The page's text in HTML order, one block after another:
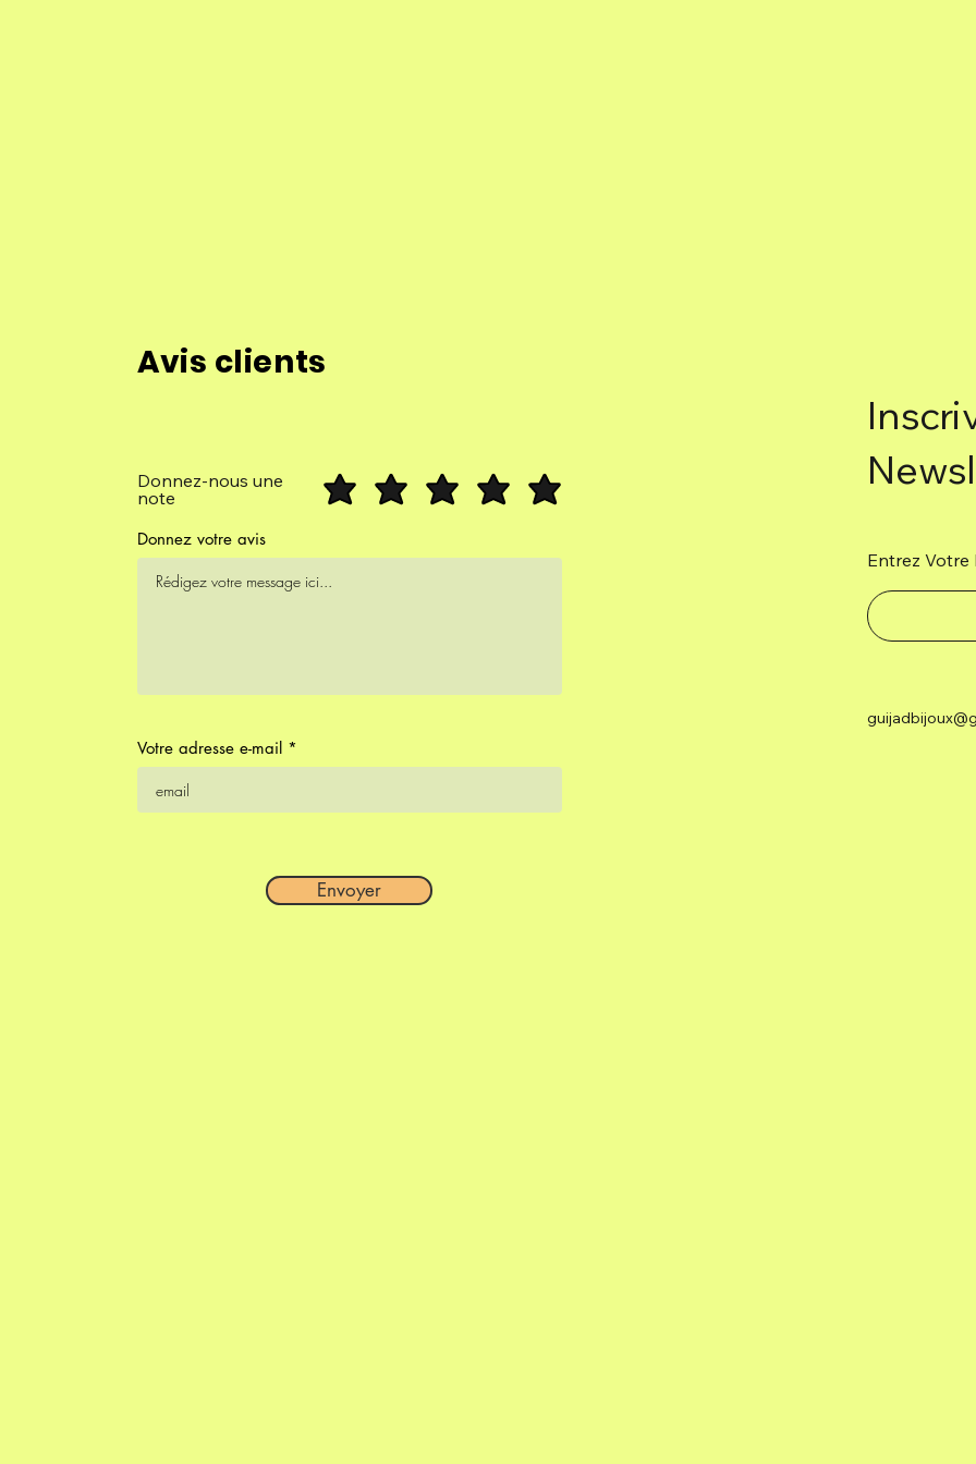
Avis clients
Donnez-nous une
note
Donnez votre avis
Votre adresse e-mail
Envoyer
Entrez Votre